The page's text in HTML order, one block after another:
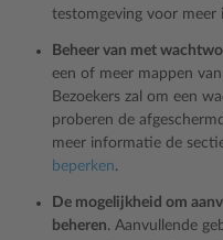
testomgeving voor meer
Beheer van met
een of meer mappen
Bezoekers zal om een
proberen de
meer informatie de
beperken.
De mogelijkheid om
beheren. Aanvullende